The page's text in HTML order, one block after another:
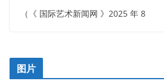
（《 国际艺术新闻网 》2025 年 8
图片